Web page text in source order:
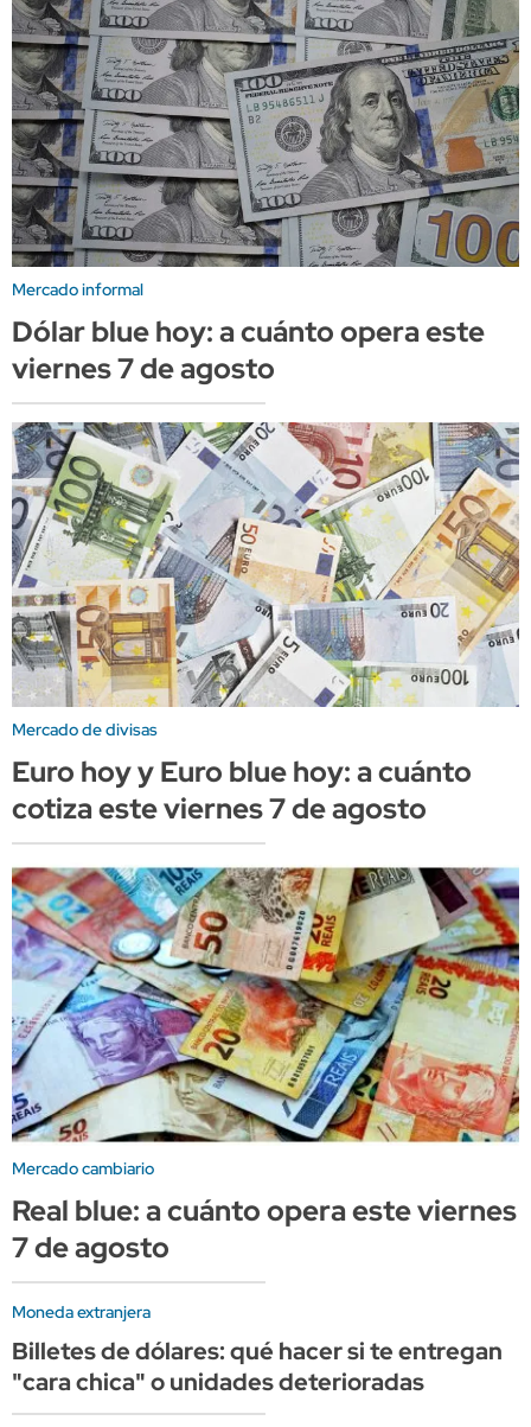
Mercado informal
Dólar blue hoy: a cuánto opera este
viernes 7 de agosto
Mercado de divisas
Euro hoy y Euro blue hoy: a cuánto
cotiza este viernes 7 de agosto
Mercado cambiario
Real blue: a cuánto opera este viernes
7 de agosto
Moneda extranjera
Billetes de dólares: qué hacer si te entregan
"cara chica" o unidades deterioradas